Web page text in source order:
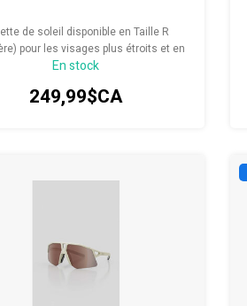
de soleil disponible en Taille R
pour les visages plus étroits et en
L (Large) pour les visages plus large.
En stock
249,99$CA